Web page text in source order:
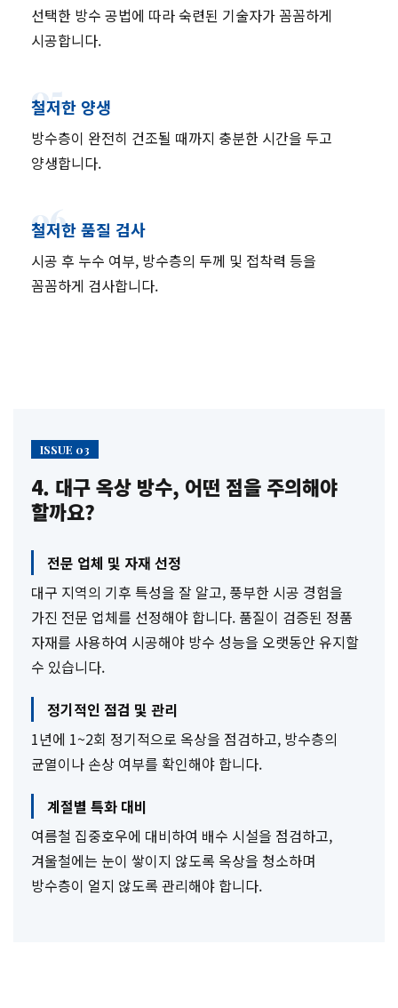
선택한 방수 공법에 따라 숙련된 기술자가 꼼꼼하게
시공합니다.
05
철저한 양생
방수층이 완전히 건조될 때까지 충분한 시간을 두고
양생합니다.
06
철저한 품질 검사
시공 후 누수 여부, 방수층의 두께 및 접착력 등을
꼼꼼하게 검사합니다.
ISSUE 03
4. 대구 옥상 방수, 어떤 점을 주의해야
할까요?
전문 업체 및 자재 선정
대구 지역의 기후 특성을 잘 알고, 풍부한 시공 경험을
가진 전문 업체를 선정해야 합니다. 품질이 검증된 정품
자재를 사용하여 시공해야 방수 성능을 오랫동안 유지할
수 있습니다.
정기적인 점검 및 관리
1년에 1~2회 정기적으로 옥상을 점검하고, 방수층의
균열이나 손상 여부를 확인해야 합니다.
계절별 특화 대비
여름철 집중호우에 대비하여 배수 시설을 점검하고,
겨울철에는 눈이 쌓이지 않도록 옥상을 청소하며
방수층이 얼지 않도록 관리해야 합니다.